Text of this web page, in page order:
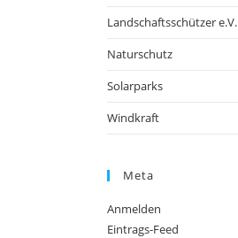
Landschaftsschützer e.V.
Naturschutz
Solarparks
Windkraft
Meta
Anmelden
Eintrags-Feed